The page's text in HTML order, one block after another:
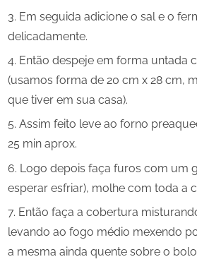
Em seguida adicione o sal e o
delicadamente.
Então despeje em forma untada
(usamos forma de 20 cm x 28 cm,
que tiver em sua casa).
Assim feito leve ao forno
25 min aprox.
Logo depois faça furos com um
esperar esfriar), molhe com toda a
Então faça a cobertura
levando ao fogo médio mexendo
a mesma ainda quente sobre o